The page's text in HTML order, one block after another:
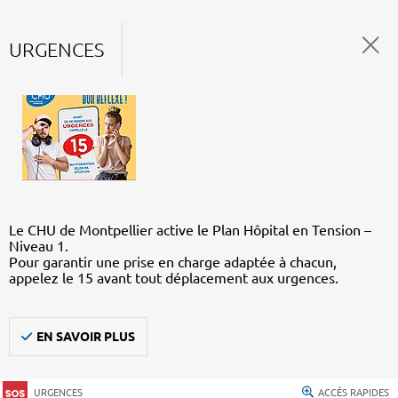
URGENCES
Le CHU de Montpellier active le Plan Hôpital en Tension –
Niveau 1.
Pour garantir une prise en charge adaptée à chacun,
appelez le 15 avant tout déplacement aux urgences.
EN SAVOIR PLUS
URGENCES ACCÈS RAPIDES